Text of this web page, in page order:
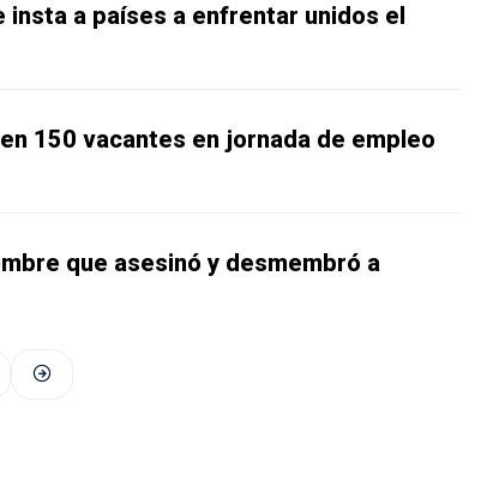
insta a países a enfrentar unidos el
150 vacantes en jornada de empleo
que asesinó y desmembró a